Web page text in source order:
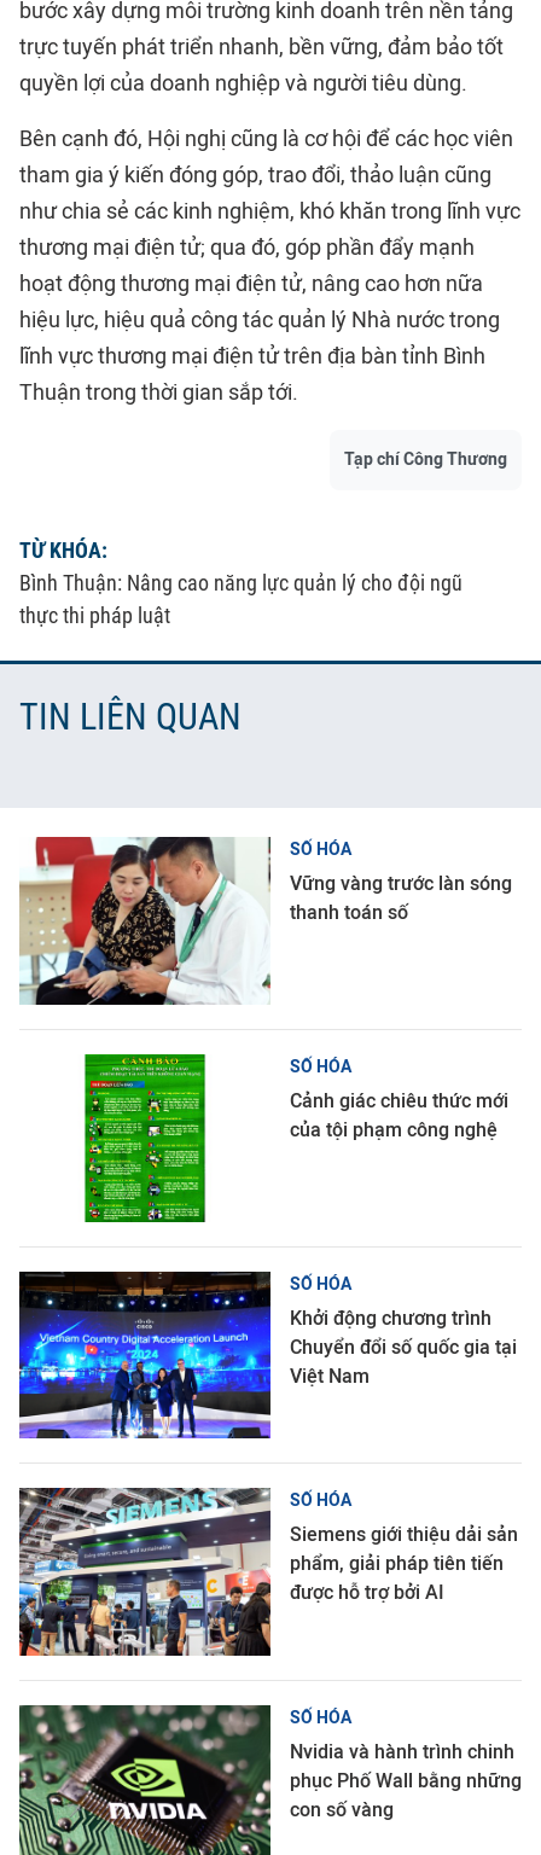
bước xây dựng môi trường kinh doanh trên nền tảng
trực tuyến phát triển nhanh, bền vững, đảm bảo tốt
quyền lợi của doanh nghiệp và người tiêu dùng.
Bên cạnh đó, Hội nghị cũng là cơ hội để các học viên
tham gia ý kiến đóng góp, trao đổi, thảo luận cũng
như chia sẻ các kinh nghiệm, khó khăn trong lĩnh vực
thương mại điện tử; qua đó, góp phần đẩy mạnh
hoạt động thương mại điện tử, nâng cao hơn nữa
hiệu lực, hiệu quả công tác quản lý Nhà nước trong
lĩnh vực thương mại điện tử trên địa bàn tỉnh Bình
Thuận trong thời gian sắp tới.
Tạp chí Công Thương
TỪ KHÓA:
Bình Thuận: Nâng cao năng lực quản lý cho đội ngũ
thực thi pháp luật
TIN LIÊN QUAN
SỐ HÓA
Vững vàng trước làn sóng
thanh toán số
SỐ HÓA
Cảnh giác chiêu thức mới
của tội phạm công nghệ
SỐ HÓA
Khởi động chương trình
Chuyển đổi số quốc gia tại
Việt Nam
SỐ HÓA
Siemens giới thiệu dải sản
phẩm, giải pháp tiên tiến
được hỗ trợ bởi AI
SỐ HÓA
Nvidia và hành trình chinh
phục Phố Wall bằng những
con số vàng